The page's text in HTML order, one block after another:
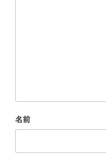
名前